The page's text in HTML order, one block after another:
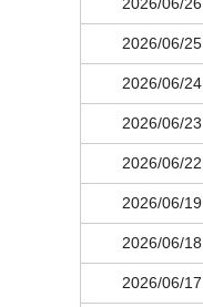
2026/06/25
2026/06/24
2026/06/23
2026/06/22
2026/06/19
2026/06/18
2026/06/17